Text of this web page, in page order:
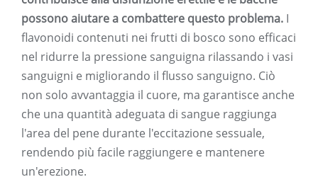
possono aiutare a combattere questo problema. I
flavonoidi contenuti nei frutti di bosco sono efficaci
nel ridurre la pressione sanguigna rilassando i vasi
sanguigni e migliorando il flusso sanguigno. Ciò
non solo avvantaggia il cuore, ma garantisce anche
che una quantità adeguata di sangue raggiunga
l'area del pene durante l'eccitazione sessuale,
rendendo più facile raggiungere e mantenere
un'erezione.